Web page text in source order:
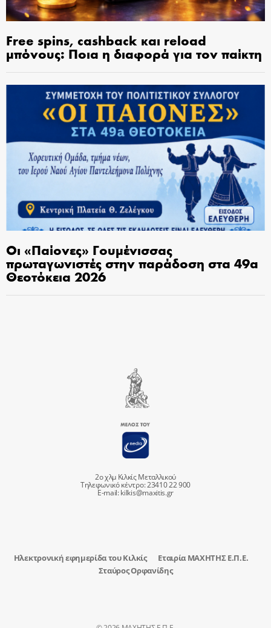
Free spins, cashback και reload
μπόνους: Ποια η διαφορά για τον παίκτη
Οι «Παίονες» Γουμένισσας
πρωταγωνιστές στην παράδοση στα 49α
Θεοτόκεια 2026
2ο χλμ Κιλκίς Μεταλλικού
Τηλεφωνικό κέντρο: 23410 22 900
E-mail:kilkis@maxitis.gr
Ηλεκτρονική εφημερίδα του Κιλκίς
Εταιρία ΜΑΧΗΤΗΣ Ε.Π.Ε.
Σταύρος Ορφανίδης